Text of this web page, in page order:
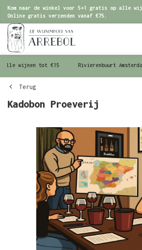
Kom naar de winkel voor 5+1 gratis op alle
Online gratis verzenden vanaf €75.
wijnen tot €15 Rivierenbuurt Amsterdam
Terug
Kadobon Proeverij